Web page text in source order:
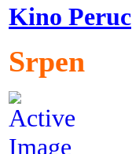
Kino Peruc
Srpen